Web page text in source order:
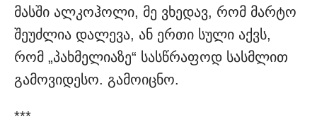
მასში ალკოჰოლი, მე ვხედავ, რომ მარტო
შეუძლია დალევა, ან ერთი სული აქვს,
რომ „პახმელიაზე“ სასწრაფოდ სასმლით
გამოვიდესო. გამოიცნო.